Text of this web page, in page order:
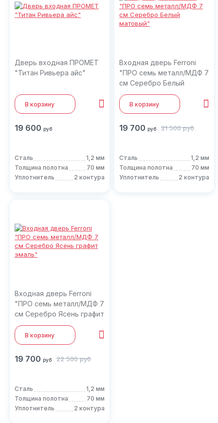
Дверь входная ПРОМЕТ
"Титан Ривьера айс"
В корзину
19 600 руб
Сталь
1,2 мм
Толщина полотна
70 мм
Уплотнитель
2 контура
Входная дверь Ferroni
"ПРО семь металл/МДФ 7
см Серебро Белый
матовый"
В корзину
19 700 руб 21 500 руб
Сталь
1,2 мм
Толщина полотна
70 мм
Уплотнитель
2 контура
Входная дверь Ferroni
"ПРО семь металл/МДФ 7
см Серебро Ясень графит
эмаль"
В корзину
19 700 руб 22 500 руб
Сталь
1,2 мм
Толщина полотна
70 мм
Уплотнитель
2 контура